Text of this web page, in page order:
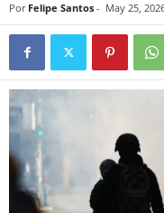
Por Felipe Santos - May 25,